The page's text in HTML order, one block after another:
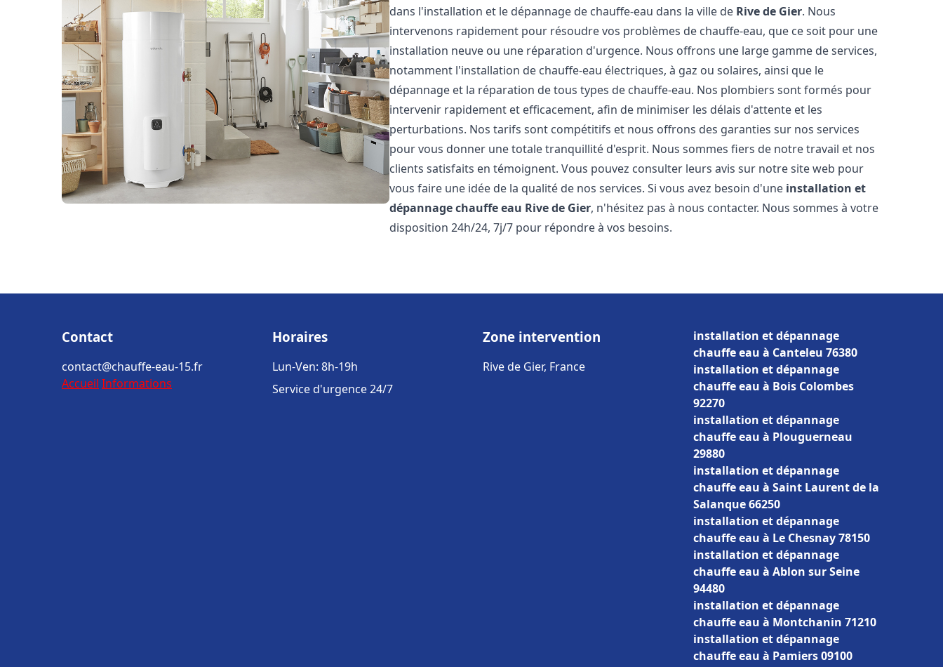
dans l'installation et le dépannage de chauffe-eau dans la ville de Rive de Gier. Nous
intervenons rapidement pour résoudre vos problèmes de chauffe-eau, que ce soit pour une
installation neuve ou une réparation d'urgence. Nous offrons une large gamme de services,
notamment l'installation de chauffe-eau électriques, à gaz ou solaires, ainsi que le
dépannage et la réparation de tous types de chauffe-eau. Nos plombiers sont formés pour
intervenir rapidement et efficacement, afin de minimiser les délais d'attente et les
perturbations. Nos tarifs sont compétitifs et nous offrons des garanties sur nos services
pour vous donner une totale tranquillité d'esprit. Nous sommes fiers de notre travail et nos
clients satisfaits en témoignent. Vous pouvez consulter leurs avis sur notre site web pour
vous faire une idée de la qualité de nos services. Si vous avez besoin d'une installation et
dépannage chauffe eau Rive de Gier, n'hésitez pas à nous contacter. Nous sommes à votre
disposition 24h/24, 7j/7 pour répondre à vos besoins.
Contact
contact@chauffe-eau-15.fr
Accueil Informations
Horaires
Lun-Ven: 8h-19h
Service d'urgence 24/7
Zone intervention
Rive de Gier, France
installation et dépannage
chauffe eau à Canteleu 76380
installation et dépannage
chauffe eau à Bois Colombes
92270
installation et dépannage
chauffe eau à Plouguerneau
29880
installation et dépannage
chauffe eau à Saint Laurent de la
Salanque 66250
installation et dépannage
chauffe eau à Le Chesnay 78150
installation et dépannage
chauffe eau à Ablon sur Seine
94480
installation et dépannage
chauffe eau à Montchanin 71210
installation et dépannage
chauffe eau à Pamiers 09100